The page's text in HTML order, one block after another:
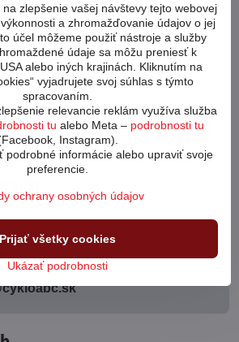
Odoslať
zlepšenie vašej návštevy tejto webovej
a zhromažďovanie údajov o jej
účel môžeme použiť nástroje a služby
údaje sa môžu preniesť k
alebo iných krajinách. Kliknutím na
vyjadrujete svoj súhlas s týmto
spracovaním.
relevancie reklám využíva služba
tu alebo Meta – podrobnosti tu
Instagram).
podrobné informácie alebo upraviť svoje
preferencie.
ochrany osobných údajov
Ukázať podrobnosti
Prijať všetky cookies